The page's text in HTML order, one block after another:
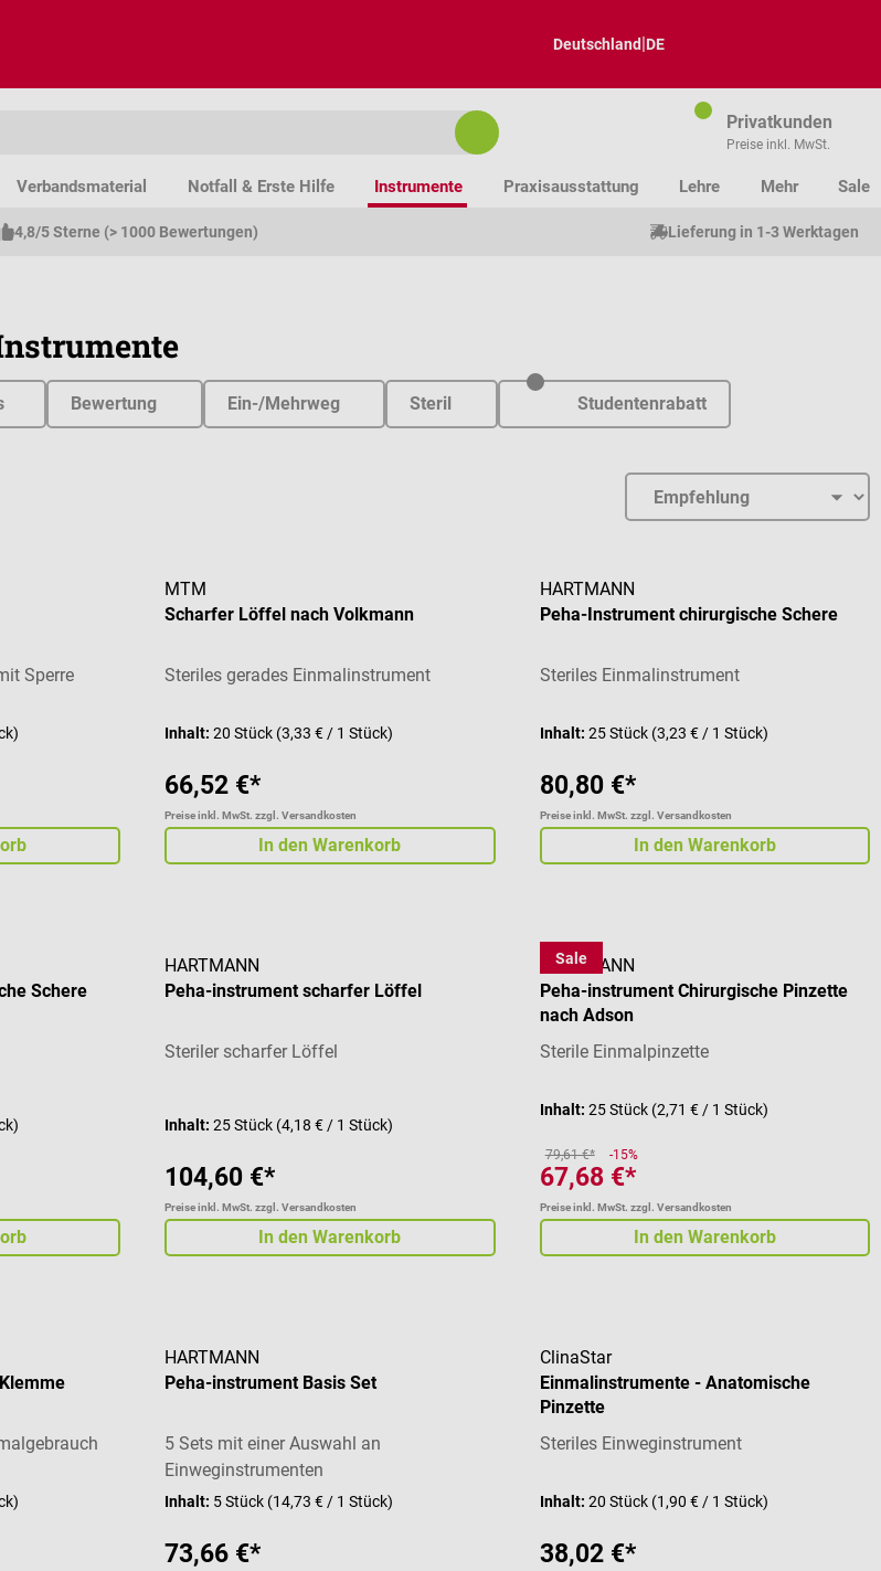
Deutschland|DE
Privatkunden
Preise inkl. MwSt.
Verbandsmaterial Notfall & Erste Hilfe Instrumente Praxisausstattung Lehre Mehr Sale
4,8/5 Sterne (> 1000 Bewertungen) Lieferung in 1-3 Werktagen
Bewertung Ein-/Mehrweg Steril Studentenrabatt
Sperre
MTM
Scharfer Löffel nach Volkmann
Steriles gerades Einmalinstrument
Inhalt:20 Stück (3,33 € / 1 Stück)
66,52 €*
Preise inkl. MwSt. zzgl. Versandkosten
In den Warenkorb
HARTMANN
Peha-Instrument chirurgische Schere
Steriles Einmalinstrument
Inhalt: 25 Stück (3,23 € / 1 Stück)
80,80 €*
Preise inkl. MwSt. zzgl. Versandkosten
In den Warenkorb
Schere
HARTMANN
Peha-instrument scharfer Löffel
Steriler scharfer Löffel
Inhalt:25 Stück (4,18 € / 1 Stück)
104,60 €*
Preise inkl. MwSt. zzgl. Versandkosten
In den Warenkorb
Sale
HARTMANN
Peha-instrument Chirurgische Pinzette
nach Adson
Sterile Einmalpinzette
Inhalt: 25 Stück (2,71 € / 1 Stück)
79,61 €* -15%
67,68 €*
Preise inkl. MwSt. zzgl. Versandkosten
In den Warenkorb
HARTMANN
Peha-instrument Basis Set
5 Sets mit einer Auswahl an
Einweginstrumenten
Inhalt: 5 Stück (14,73 € / 1 Stück)
73,66 €*
ClinaStar
Einmalinstrumente - Anatomische
Pinzette
Steriles Einweginstrument
Inhalt: 20 Stück (1,90 € / 1 Stück)
38,02 €*